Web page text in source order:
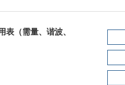
（需量、谐波、